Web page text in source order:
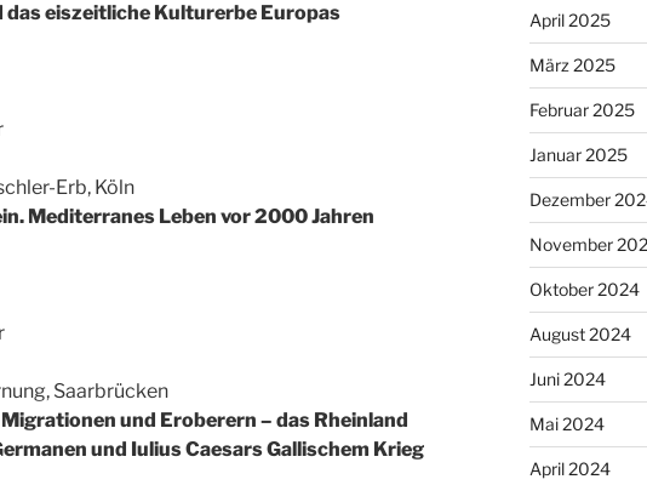
das eiszeitliche Kulturerbe Europas
Erb, Köln
Mediterranes Leben vor 2000 Jahren
Saarbrücken
und Eroberern – das Rheinland
und Iulius Caesars Gallischem Krieg
April 2025
März 2025
Februar 2025
Januar 2025
Dezember
November
Oktober 2024
August 2024
Juni 2024
Mai 2024
April 2024